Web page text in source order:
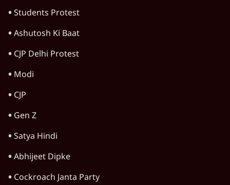
Students Protest
Ashutosh Ki Baat
CJP Delhi Protest
Modi
CJP
Gen Z
Satya Hindi
Abhijeet Dipke
Cockroach Janta Party